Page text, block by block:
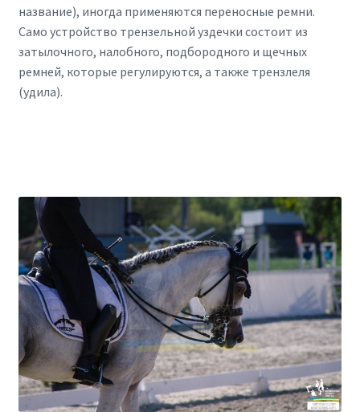
название), иногда применяются переносные ремни.
Само устройство трензельной уздечки состоит из
затылочного, налобного, подбородного и щечных
ремней, которые регулируются, а также трензлеля
(удила).